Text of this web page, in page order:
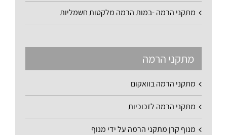
מתקני הרמה -במות הרמה מלקטות חשמליות
מתקני הרמה
מתקני הרמה בוואקום
מתקני הרמה לזכוכיות
מנוף קרן מתקני הרמה על ידי מנוף